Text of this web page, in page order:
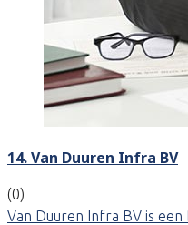
14. Van Duuren Infra BV
(0)
Van Duuren Infra BV is